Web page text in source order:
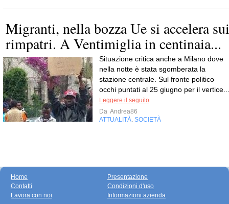
Migranti, nella bozza Ue si accelera sui
rimpatri. A Ventimiglia in centinaia...
Situazione critica anche a Milano dove
nella notte è stata sgomberata la
stazione centrale. Sul fronte politico
occhi puntati al 25 giugno per il vertice...
Leggere il seguito
Da Andrea86
ATTUALITÀ SOCIETÀ
Home
Contatti
Lavora con noi
Presentazione
Condizioni d'uso
Informazioni azienda